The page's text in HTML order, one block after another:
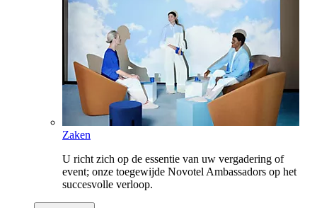
Zaken
U richt zich op de essentie van uw vergadering of
event; onze toegewijde Novotel Ambassadors op het
succesvolle verloop.